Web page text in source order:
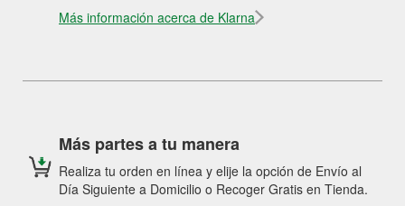
Más información acerca de Klarna
Más partes a tu manera
Realiza tu orden en línea y elije la opción de Envío al
Día Siguiente a Domicilio o Recoger Gratis en Tienda.